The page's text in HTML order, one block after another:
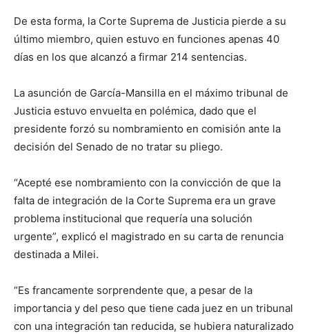
De esta forma, la Corte Suprema de Justicia pierde a su
último miembro, quien estuvo en funciones apenas 40
días en los que alcanzó a firmar 214 sentencias.
La asunción de García-Mansilla en el máximo tribunal de
Justicia estuvo envuelta en polémica, dado que el
presidente forzó su nombramiento en comisión ante la
decisión del Senado de no tratar su pliego.
“Acepté ese nombramiento con la convicción de que la
falta de integración de la Corte Suprema era un grave
problema institucional que requería una solución
urgente”, explicó el magistrado en su carta de renuncia
destinada a Milei.
“Es francamente sorprendente que, a pesar de la
importancia y del peso que tiene cada juez en un tribunal
con una integración tan reducida, se hubiera naturalizado